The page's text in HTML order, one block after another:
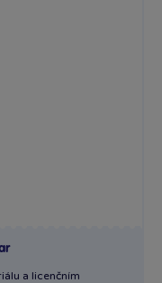
a licenčním